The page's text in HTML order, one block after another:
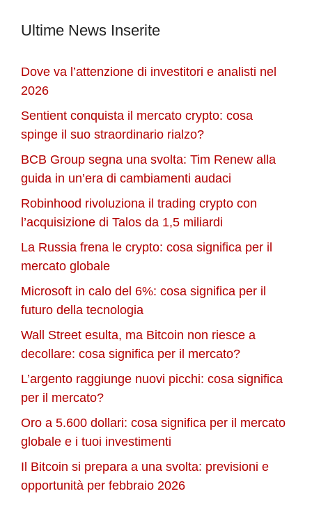
Ultime News Inserite
Dove va l’attenzione di investitori e analisti nel
2026
Sentient conquista il mercato crypto: cosa
spinge il suo straordinario rialzo?
BCB Group segna una svolta: Tim Renew alla
guida in un’era di cambiamenti audaci
Robinhood rivoluziona il trading crypto con
l’acquisizione di Talos da 1,5 miliardi
La Russia frena le crypto: cosa significa per il
mercato globale
Microsoft in calo del 6%: cosa significa per il
futuro della tecnologia
Wall Street esulta, ma Bitcoin non riesce a
decollare: cosa significa per il mercato?
L’argento raggiunge nuovi picchi: cosa significa
per il mercato?
Oro a 5.600 dollari: cosa significa per il mercato
globale e i tuoi investimenti
Il Bitcoin si prepara a una svolta: previsioni e
opportunità per febbraio 2026